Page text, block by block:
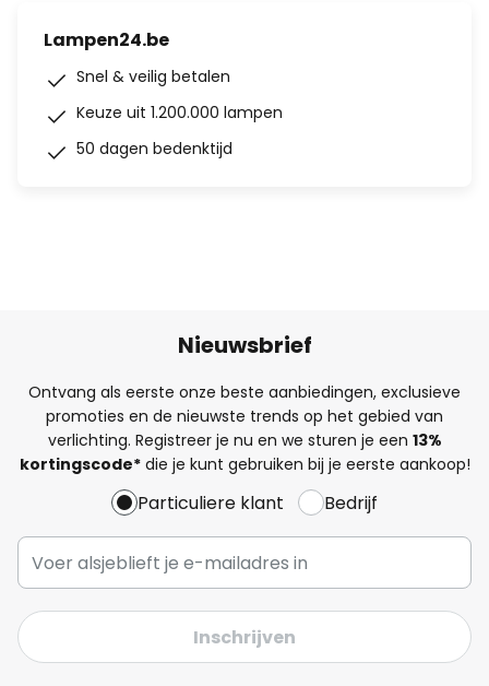
Lampen24.be
Snel & veilig betalen
Keuze uit 1.200.000 lampen
50 dagen bedenktijd
Nieuwsbrief
Ontvang als eerste onze beste aanbiedingen, exclusieve
promoties en de nieuwste trends op het gebied van
verlichting. Registreer je nu en we sturen je een 13%
kortingscode*die je kunt gebruiken bij je eerste aankoop!
Particuliere klant Bedrijf
Inschrijven